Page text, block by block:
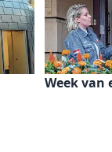
Week van